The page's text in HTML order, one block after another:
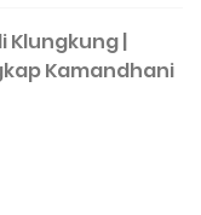
Klungkung |
Kamandhani